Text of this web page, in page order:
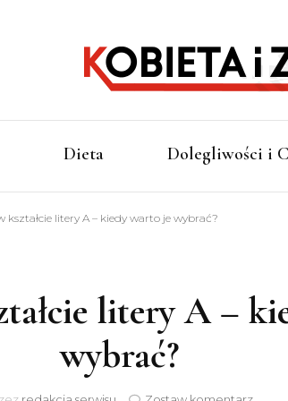
o zdrowym stylu życia
Dieta Dolegliwości i
kształcie litery A – kiedy warto je wybrać?
litery A –
wybrać?